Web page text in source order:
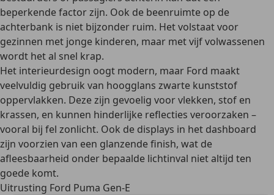
beperkende factor zijn. Ook de beenruimte op de
achterbank is niet bijzonder ruim. Het volstaat voor
gezinnen met jonge kinderen, maar met vijf volwassenen
wordt het al snel krap.
Het interieurdesign oogt modern, maar Ford maakt
veelvuldig gebruik van hoogglans zwarte kunststof
oppervlakken. Deze zijn gevoelig voor vlekken, stof en
krassen, en kunnen hinderlijke reflecties veroorzaken –
vooral bij fel zonlicht. Ook de displays in het dashboard
zijn voorzien van een glanzende finish, wat de
afleesbaarheid onder bepaalde lichtinval niet altijd ten
goede komt.
Uitrusting Ford Puma Gen-E